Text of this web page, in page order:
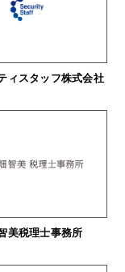
ィスタッフ株式会社
美税理士事務所